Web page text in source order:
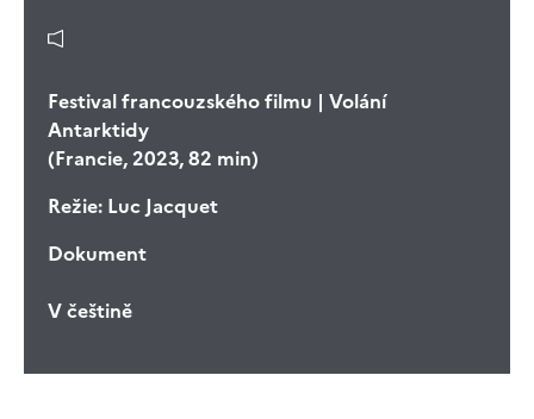
Festival francouzského filmu | Volání
Antarktidy
(Francie, 2023, 82 min)
Režie: Luc Jacquet
Dokument
V češtině